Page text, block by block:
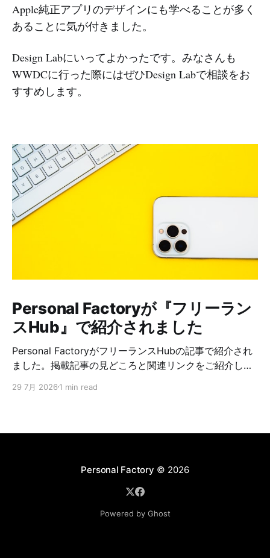
Apple純正アプリのデザインにも学べることが多く
あることに気が付きました。
Design Labにいってよかったです。みなさんも
WWDCに行った際にはぜひDesign Labで相談をお
すすめします。
Personal Factoryが『フリーラン
スHub』で紹介されました
Personal FactoryがフリーランスHubの記事で紹介され
ました。掲載記事の見どころと関連リンクをご紹介しま
29 7月 2026 1 min read
Personal Factory © 2026
Powered by Ghost